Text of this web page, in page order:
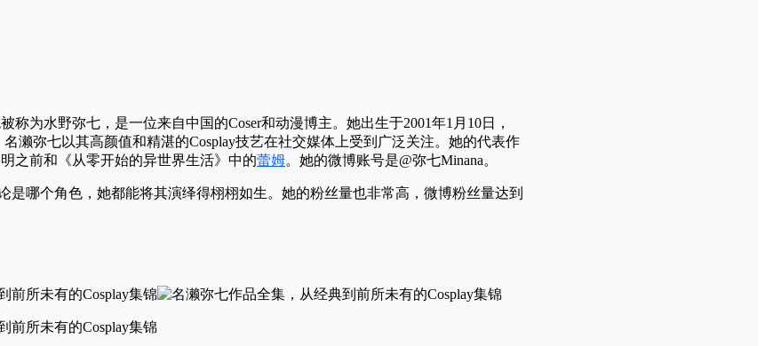
称为水野弥七，是一位来自中国的Coser和动漫博主。她出生于2001年1月10日，
濑弥七以其高颜值和精湛的Cosplay技艺在社交媒体上受到广泛关注。她的代表作
之前和《从零开始的异世界生活》中的蕾姆。她的微博账号是@弥七Minana。
是哪个角色，她都能将其演绎得栩栩如生。她的粉丝量也非常高，微博粉丝量达到